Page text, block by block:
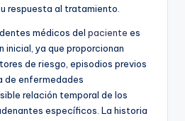
respuesta al tratamiento.
médicos del paciente es
inicial, ya que proporcionan
de riesgo, episodios previos
de enfermedades
relación temporal de los
específicos. La historia